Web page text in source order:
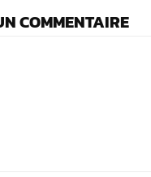
COMMENTAIRE